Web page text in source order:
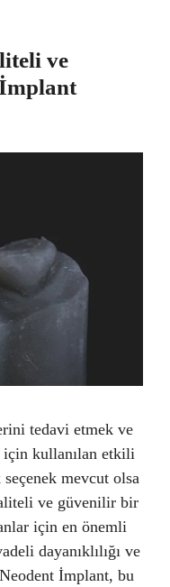
ve
tedavi etmek ve
için kullanılan etkili
mevcut olsa
ve güvenilir bir
için en önemli
dayanıklılığı ve
İmplant, bu